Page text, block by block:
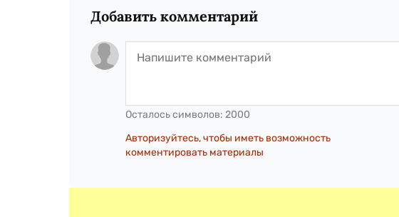
Добавить комментарий
Осталось символов: 2000
Авторизуйтесь, чтобы иметь возможность
комментировать материалы